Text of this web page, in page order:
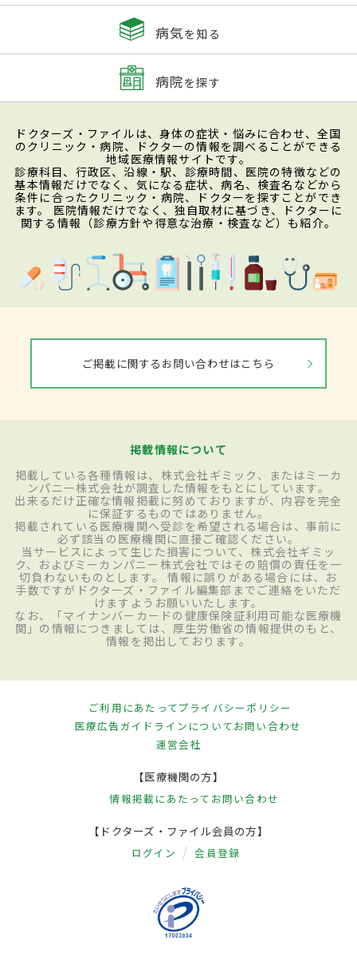
病気を知る
病院を探す
ドクターズ・ファイルは、身体の症状・悩みに合わせ、全国
のクリニック・病院、ドクターの情報を調べることができる
地域医療情報サイトです。
診療科目、行政区、沿線・駅、診療時間、医院の特徴などの
基本情報だけでなく、気になる症状、病名、検査名などから
条件に合ったクリニック・病院、ドクターを探すことができ
ます。 医院情報だけでなく、独自取材に基づき、ドクターに
関する情報（診療方針や得意な治療・検査など）も紹介。
ご掲載に関するお問い合わせはこちら
掲載情報について
掲載している各種情報は、株式会社ギミック、またはミーカ
ンパニー株式会社が調査した情報をもとにしています。
出来るだけ正確な情報掲載に努めておりますが、内容を完全
に保証するものではありません。
掲載されている医療機関へ受診を希望される場合は、事前に
必ず該当の医療機関に直接ご確認ください。
当サービスによって生じた損害について、株式会社ギミッ
ク、およびミーカンパニー株式会社ではその賠償の責任を一
切負わないものとします。 情報に誤りがある場合には、お
手数ですがドクターズ・ファイル編集部までご連絡をいただ
けますようお願いいたします。
なお、「マイナンバーカードの健康保険証利用可能な医療機
関」の情報につきましては、厚生労働省の情報提供のもと、
情報を掲出しております。
ご利用にあたってプライバシーポリシー
医療広告ガイドラインについてお問い合わせ
運営会社
【医療機関の方】
情報掲載にあたって お問い合わせ
【ドクターズ・ファイル会員の方】
ログイン 会員登録